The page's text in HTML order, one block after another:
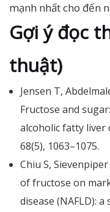
mạnh nhất cho đến
Gợi ý đọc
thuật)
Jensen T,
Fructose and
alcoholic fatty liver
68(5), 1063–1075.
Chiu S, Sievenpiper
of fructose on
disease (NAFLD):